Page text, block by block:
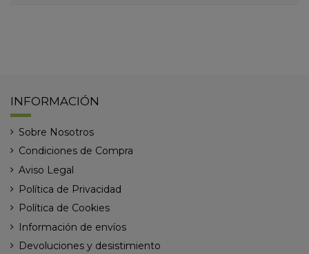
INFORMACIÓN
Sobre Nosotros
Condiciones de Compra
Aviso Legal
Política de Privacidad
Política de Cookies
Información de envíos
Devoluciones y desistimiento